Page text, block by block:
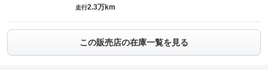
走行2.3万km
この販売店の在庫一覧を見る